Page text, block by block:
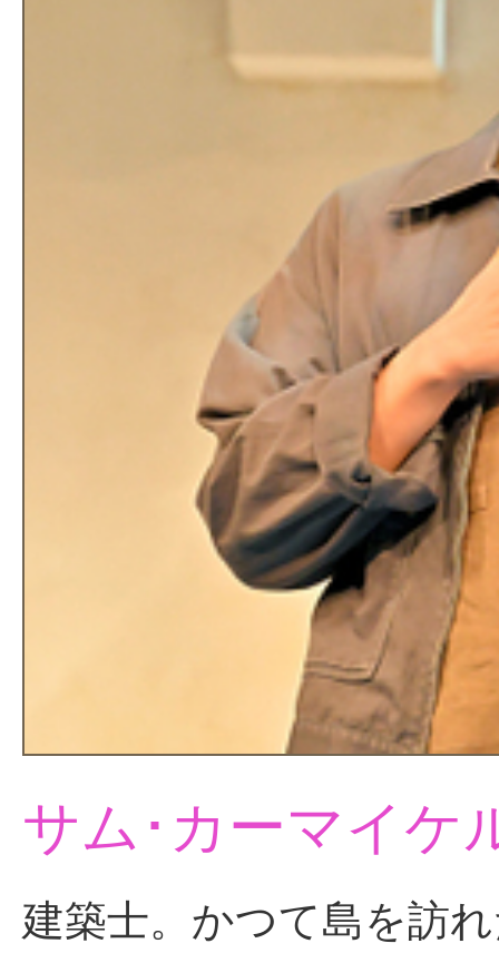
サム･カーマイケ
建築士。かつて島を訪